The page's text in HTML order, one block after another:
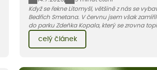
Když se řekne Litomyšl, většině z nás se
Bedřich Smetana. V červnu jsem však
do parku Zdeňka Kopala, který se zrovna
nim pár řádků o tom, jak tento jedinečný kus
celý článek